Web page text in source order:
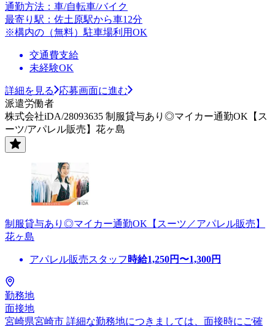
通勤方法：車/自転車/バイク
最寄り駅：佐土原駅から車12分
※構内の（無料）駐車場利用OK
交通費支給
未経験OK
詳細を見る
応募画面に進む
派遣労働者
株式会社iDA/28093635 制服貸与あり◎マイカー通勤OK【ス
ーツ/アパレル販売】花ヶ島
制服貸与あり◎マイカー通勤OK【スーツ／アパレル販売】
花ヶ島
アパレル販売スタッフ 時給1,250円〜1,300円
勤務地
面接地
宮崎県宮崎市 詳細な勤務地につきましては、面接時にご確